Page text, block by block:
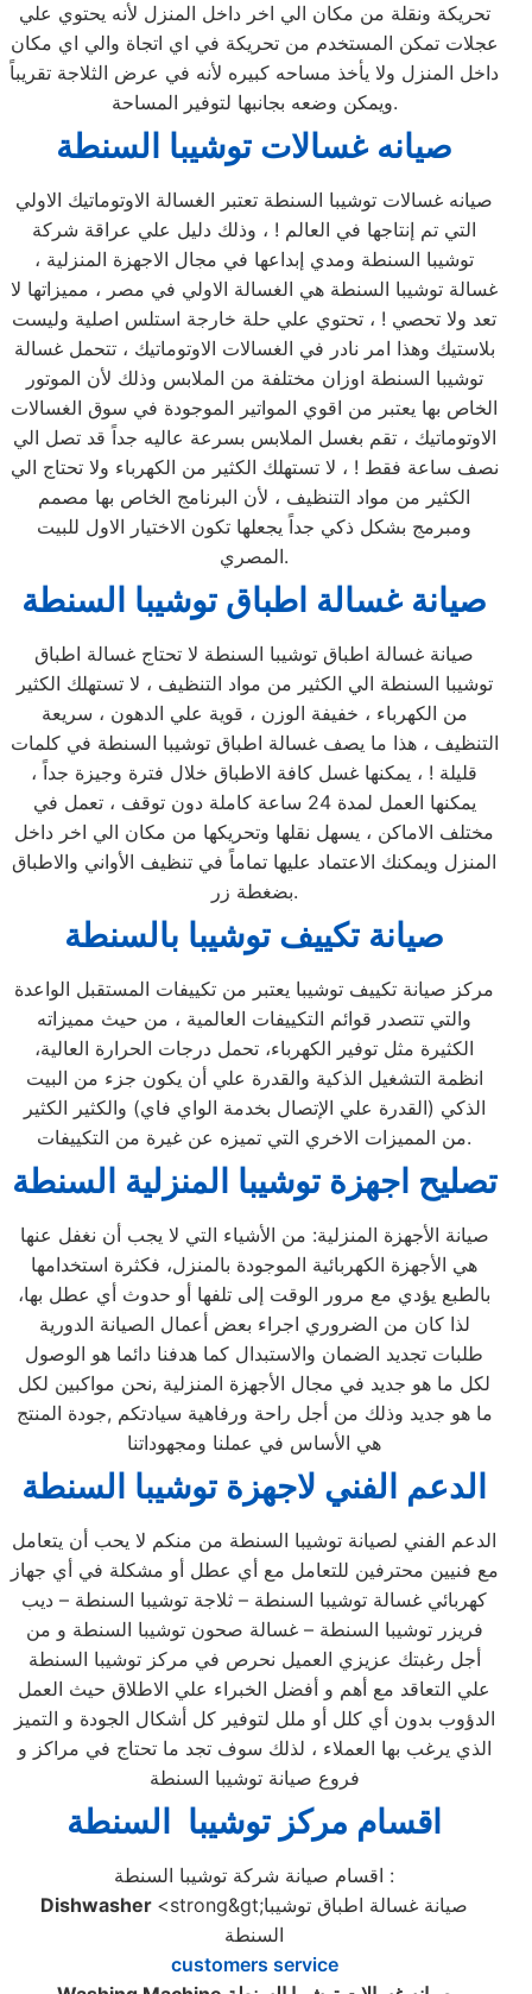
تحريكة ونقلة من مكان الي اخر داخل المنزل لأنه يحتوي علي
عجلات تمكن المستخدم من تحريكة في اي اتجاة والي اي مكان
داخل المنزل ولا يأخذ مساحه كبيره لأنه في عرض الثلاجة تقريباً
ويمكن وضعه بجانبها لتوفير المساحة.
صيانه غسالات توشيبا السنطة
صيانه غسالات توشيبا السنطة تعتبر الغسالة الاوتوماتيك الاولي
التي تم إنتاجها في العالم ! ، وذلك دليل علي عراقة شركة
توشيبا السنطة ومدي إبداعها في مجال الاجهزة المنزلية ،
غسالة توشيبا السنطة هي الغسالة الاولي في مصر ، مميزاتها لا
تعد ولا تحصي ! ، تحتوي علي حلة خارجة استلس اصلية وليست
بلاستيك وهذا امر نادر في الغسالات الاوتوماتيك ، تتحمل غسالة
توشيبا السنطة اوزان مختلفة من الملابس وذلك لأن الموتور
الخاص بها يعتبر من اقوي المواتير الموجودة في سوق الغسالات
الاوتوماتيك ، تقم بغسل الملابس بسرعة عاليه جداً قد تصل الي
نصف ساعة فقط ! ، لا تستهلك الكثير من الكهرباء ولا تحتاج الي
الكثير من مواد التنظيف ، لأن البرنامج الخاص بها مصمم
ومبرمج بشكل ذكي جداً يجعلها تكون الاختيار الاول للبيت
المصري.
صيانة غسالة اطباق توشيبا السنطة
صيانة غسالة اطباق توشيبا السنطة لا تحتاج غسالة اطباق
توشيبا السنطة الي الكثير من مواد التنظيف ، لا تستهلك الكثير
من الكهرباء ، خفيفة الوزن ، قوية علي الدهون ، سريعة
التنظيف ، هذا ما يصف غسالة اطباق توشيبا السنطة في كلمات
قليلة ! ، يمكنها غسل كافة الاطباق خلال فترة وجيزة جداً ،
يمكنها العمل لمدة 24 ساعة كاملة دون توقف ، تعمل في
مختلف الاماكن ، يسهل نقلها وتحريكها من مكان الي اخر داخل
المنزل ويمكنك الاعتماد عليها تماماً في تنظيف الأواني والاطباق
بضغطة زر.
صيانة تكييف توشيبا بالسنطة
مركز صيانة تكييف توشيبا يعتبر من تكييفات المستقبل الواعدة
والتي تتصدر قوائم التكييفات العالمية ، من حيث مميزاته
الكثيرة مثل توفير الكهرباء، تحمل درجات الحرارة العالية،
انظمة التشغيل الذكية والقدرة علي أن يكون جزء من البيت
الذكي (القدرة علي الإتصال بخدمة الواي فاي) والكثير الكثير
من المميزات الاخري التي تميزه عن غيرة من التكييفات.
تصليح اجهزة توشيبا المنزلية السنطة
صيانة الأجهزة المنزلية: من الأشياء التي لا يجب أن نغفل عنها
هي الأجهزة الكهربائية الموجودة بالمنزل، فكثرة استخدامها
بالطبع يؤدي مع مرور الوقت إلى تلفها أو حدوث أي عطل بها،
لذا كان من الضروري اجراء بعض أعمال الصيانة الدورية
طلبات تجديد الضمان والاستبدال كما هدفنا دائما هو الوصول
لكل ما هو جديد في مجال الأجهزة المنزلية ,نحن مواكبين لكل
ما هو جديد وذلك من أجل راحة ورفاهية سيادتكم ,جودة المنتج
هي الأساس في عملنا ومجهوداتنا
الدعم الفني لاجهزة توشيبا السنطة
الدعم الفني لصيانة توشيبا السنطة من منكم لا يحب أن يتعامل
مع فنيين محترفين للتعامل مع أي عطل أو مشكلة في أي جهاز
كهربائي غسالة توشيبا السنطة – ثلاجة توشيبا السنطة – ديب
فريزر توشيبا السنطة – غسالة صحون توشيبا السنطة و من
أجل رغبتك عزيزي العميل نحرص في مركز توشيبا السنطة
علي التعاقد مع أهم و أفضل الخبراء علي الاطلاق حيث العمل
الدؤوب بدون أي كلل أو ملل لتوفير كل أشكال الجودة و التميز
الذي يرغب بها العملاء ، لذلك سوف تجد ما تحتاج في مراكز و
فروع صيانة توشيبا السنطة
اقسام مركز توشيبا السنطة
اقسام صيانة شركة توشيبا السنطة :
Dishwasher <strong&gt;صيانة غسالة اطباق توشيبا
السنطة
customers service